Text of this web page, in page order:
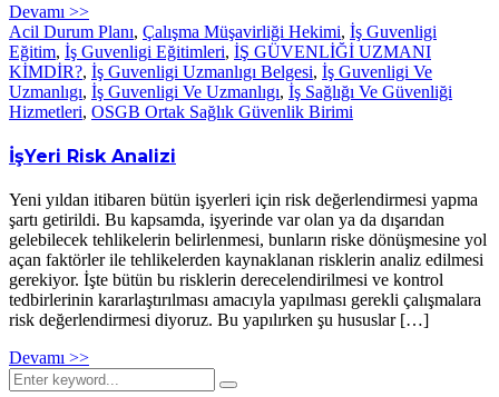
Devamı >>
Acil Durum Planı, Çalışma Müşavirliği Hekimi, İş Guvenligi
Eğitim, İş Guvenligi Eğitimleri, İŞ GÜVENLİĞİ UZMANI
KİMDİR?, İş Guvenligi Uzmanlıgı Belgesi, İş Guvenligi Ve
Uzmanlıgı, İş Guvenligi Ve Uzmanlıgı, İş Sağlığı Ve Güvenliği
Hizmetleri, OSGB Ortak Sağlık Güvenlik Birimi
İşYeri Risk Analizi
Yeni yıldan itibaren bütün işyerleri için risk değerlendirmesi yapma
şartı getirildi. Bu kapsamda, işyerinde var olan ya da dışarıdan
gelebilecek tehlikelerin belirlenmesi, bunların riske dönüşmesine yol
açan faktörler ile tehlikelerden kaynaklanan risklerin analiz edilmesi
gerekiyor. İşte bütün bu risklerin derecelendirilmesi ve kontrol
tedbirlerinin kararlaştırılması amacıyla yapılması gerekli çalışmalara
risk değerlendirmesi diyoruz. Bu yapılırken şu hususlar […]
Devamı >>